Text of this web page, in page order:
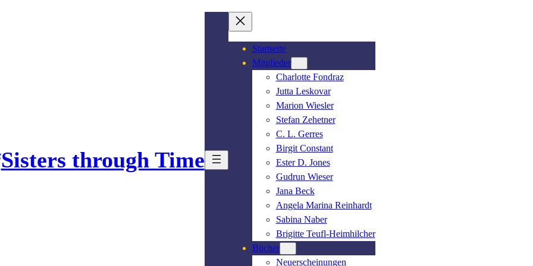
Sisters through Time
Startseite
Mitglieder
Charlotte Fondraz
Jutta Leskovar
Marion Wiesler
Stefan Zehetner
C. L. Gerres
Birgit Constant
Ester D. Jones
Gudrun Wieser
Jana Beck
Angela Marina Reinhardt
Sabina Naber
Brigitte Teufl-Heimhilcher
Bücher
Neuerscheinungen